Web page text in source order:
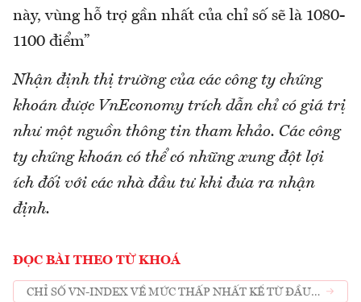
này, vùng hỗ trợ gần nhất của chỉ số sẽ là 1080-
1100 điểm”
Nhận định thị trường của các công ty chứng
khoán được VnEconomy trích dẫn chỉ có giá trị
như một nguồn thông tin tham khảo. Các công
ty chứng khoán có thể có những xung đột lợi
ích đối với các nhà đầu tư khi đưa ra nhận
định.
ĐỌC BÀI THEO TỪ KHOÁ
CHỈ SỐ VN-INDEX VỀ MỨC THẤP NHẤT KỂ TỪ ĐẦU